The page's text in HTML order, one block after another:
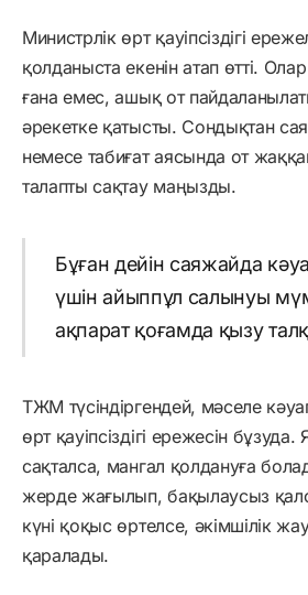
Министрлік өрт қауіпсіздігі
қолданыста екенін атап өтті.
ғана емес, ашық от
әрекетке қатысты. Сондықтан
немесе табиғат аясында от
талапты сақтау маңызды.
Бұған дейін саяжайда
үшін айыппұл салынуы
ақпарат қоғамда қызу
ТЖМ түсіндіргендей, мәселе
өрт қауіпсіздігі ережесін бұзуда.
сақталса, мангал қолдануға
жерде жағылып, бақылаусыз
күні қоқыс өртелсе, әкімшілік
қаралады.